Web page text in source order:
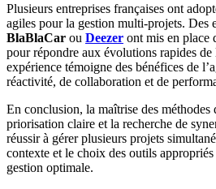
Plusieurs entreprises françaises ont
agiles pour la gestion multi-projets. Des
BlaBlaCar ou Deezer ont mis en place
pour répondre aux évolutions rapides
expérience témoigne des bénéfices de
réactivité, de collaboration et de
En conclusion, la maîtrise des méthodes
priorisation claire et la recherche de
réussir à gérer plusieurs projets
contexte et le choix des outils
gestion optimale.